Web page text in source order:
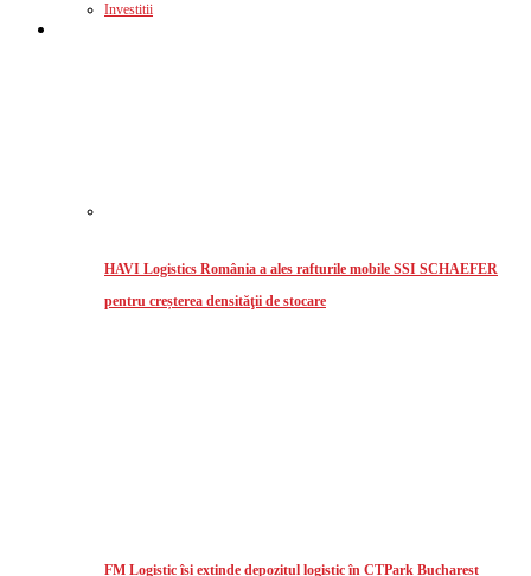
Investitii
HAVI Logistics România a ales rafturile mobile SSI SCHAEFER
pentru creșterea densităţii de stocare
FM Logistic își extinde depozitul logistic în CTPark Bucharest